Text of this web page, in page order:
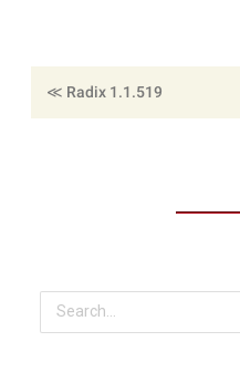
≪ Radix 1.1.519